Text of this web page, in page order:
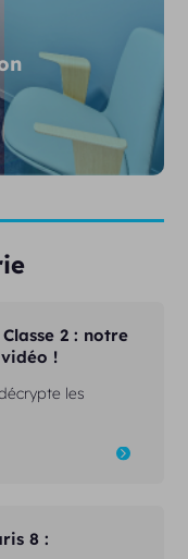
2 : notre
!
les
8 :